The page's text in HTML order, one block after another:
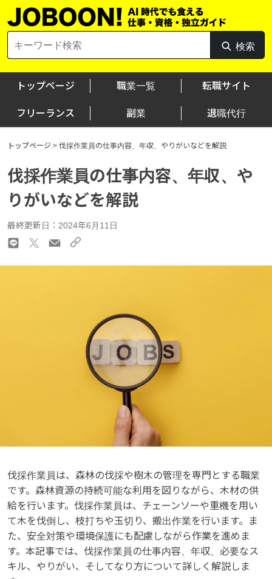
Skip
to
for:
検索
検
索
トップページ 職業一覧 転職サイト
フリーランス 副業 退職代行
トップページ > 伐採作業員の仕事内容、年収、やりがいなどを解説
伐採作業員の仕事内容、年収、や
りがいなどを解説
最終更新日：2024年6月11日
伐採作業員は、森林の伐採や樹木の管理を専門とする職業
です。森林資源の持続可能な利用を図りながら、木材の供
給を行います。伐採作業員は、チェーンソーや重機を用い
て木を伐倒し、枝打ちや玉切り、搬出作業を行います。ま
た、安全対策や環境保護にも配慮しながら作業を進めま
す。本記事では、伐採作業員の仕事内容、年収、必要なス
キル、やりがい、そしてなり方について詳しく解説しま